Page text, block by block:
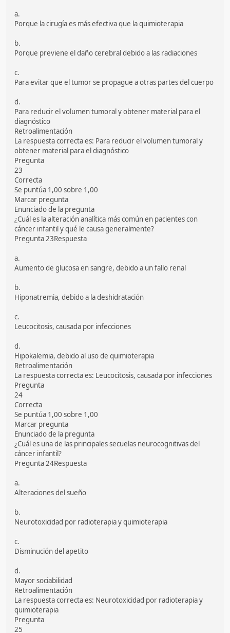
a.
Porque la cirugía es más efectiva que la quimioterapia
b.
Porque previene el daño cerebral debido a las radiaciones
c.
Para evitar que el tumor se propague a otras partes del cuerpo
d.
Para reducir el volumen tumoral y obtener material para el
diagnóstico
Retroalimentación
La respuesta correcta es: Para reducir el volumen tumoral y
obtener material para el diagnóstico
Pregunta
23
Correcta
Se puntúa 1,00 sobre 1,00
Marcar pregunta
Enunciado de la pregunta
¿Cuál es la alteración analítica más común en pacientes con
cáncer infantil y qué le causa generalmente?
Pregunta 23Respuesta
a.
Aumento de glucosa en sangre, debido a un fallo renal
b.
Hiponatremia, debido a la deshidratación
c.
Leucocitosis, causada por infecciones
d.
Hipokalemia, debido al uso de quimioterapia
Retroalimentación
La respuesta correcta es: Leucocitosis, causada por infecciones
Pregunta
24
Correcta
Se puntúa 1,00 sobre 1,00
Marcar pregunta
Enunciado de la pregunta
¿Cuál es una de las principales secuelas neurocognitivas del
cáncer infantil?
Pregunta 24Respuesta
a.
Alteraciones del sueño
b.
Neurotoxicidad por radioterapia y quimioterapia
c.
Disminución del apetito
d.
Mayor sociabilidad
Retroalimentación
La respuesta correcta es: Neurotoxicidad por radioterapia y
quimioterapia
Pregunta
25